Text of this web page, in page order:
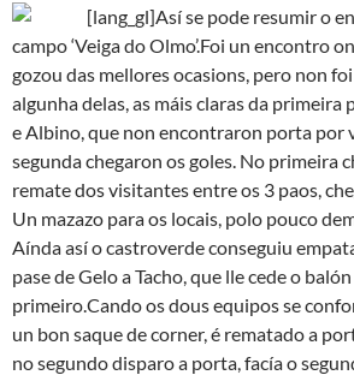
[lang_gl]Así se pode resumir o
campo ‘Veiga do Olmo’.Foi un encontro
gozou das mellores ocasions, pero non
algunha delas, as máis claras da primeira
e Albino, que non encontraron porta por
segunda chegaron os goles. No primeira
remate dos visitantes entre os 3 paos,
Un mazazo para os locais, polo pouco
Aínda así o castroverde conseguiu
pase de Gelo a Tacho, que lle cede o
primeiro.Cando os dous equipos se
un bon saque de corner, é rematado a
no segundo disparo a porta, facía o